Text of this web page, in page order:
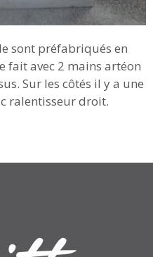
sont préfabriqués en
fait avec 2 mains artéon
Sur les côtés il y a une
ralentisseur droit.